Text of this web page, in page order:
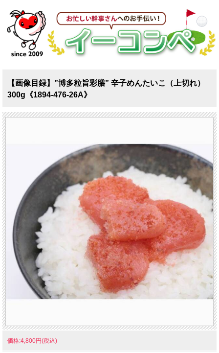
【画像目録】”博多粒旨彩膳” 辛子めんたいこ（上切れ）
300g《1894-476-26A》
価格:4,800円(税込)